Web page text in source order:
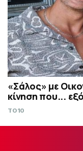
«Σάλος» με
κίνηση που...
TO10